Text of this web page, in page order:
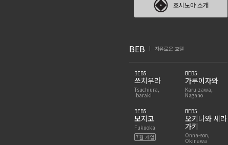
호시노야 소개
BEB 자유로운 호텔
BEB5
쓰치우라
Tsuchiura,
Ibaraki
BEB5
가루이자와
Karuizawa,
Nagano
BEB5
모지코
Fukuoka
7월 개업
BEB5
오키나와 세라
가키
Onna-son,
Okinawa